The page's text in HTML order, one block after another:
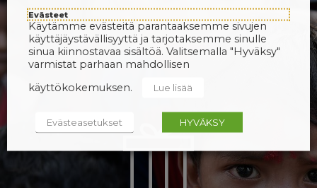
Evästeet
Käytämme evästeitä parantaaksemme sivujen
käyttäjäystävällisyyttä ja tarjotaksemme sinulle
sinua kiinnostavaa sisältöä. Valitsemalla "Hyväksy"
varmistat parhaan mahdollisen
käyttökokemuksen.
Lue lisää
Evästeasetukset HYVÄKSY